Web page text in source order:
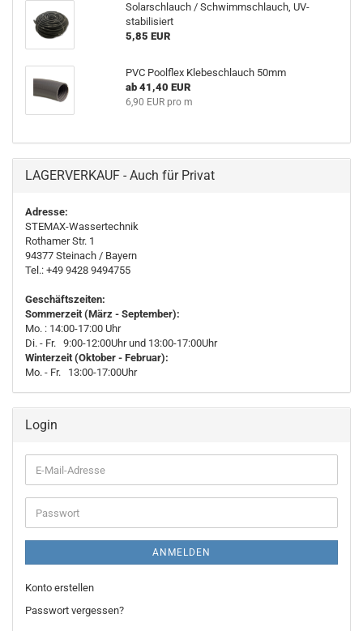
Solarschlauch / Schwimmschlauch, UV-
stabilisiert
5,85 EUR
PVC Poolflex Klebeschlauch 50mm
ab 41,40 EUR
6,90 EUR pro m
LAGERVERKAUF - Auch für Privat
Adresse:
STEMAX-Wassertechnik
Rothamer Str. 1
94377 Steinach / Bayern
Tel.: +49 9428 9494755
Geschäftszeiten:
Sommerzeit (März - September):
Mo. : 14:00-17:00 Uhr
Di. - Fr. 9:00-12:00Uhr und 13:00-17:00Uhr
Winterzeit (Oktober - Februar):
Mo. - Fr. 13:00-17:00Uhr
Login
E-
Mail-
Adresse
Passwort
ANMELDEN
Konto erstellen
Passwort vergessen?